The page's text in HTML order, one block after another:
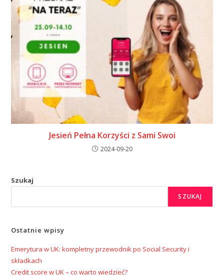
Jesień Pełna Korzyści z Sami Swoi
2024-09-20
Szukaj
SZUKAJ
Ostatnie wpisy
Emerytura w UK: kompletny przewodnik po Social Security i
składkach
Credit score w UK – co warto wiedzieć?